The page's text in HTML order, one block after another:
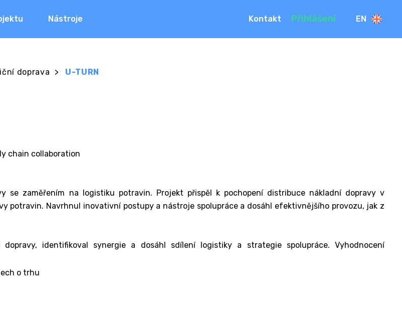
Nástroje Kontakt Přihlášení EN
doprava > U-TURN
chain collaboration
se zaměřením na logistiku potravin. Projekt přispěl k pochopení distribuce nákladní dopravy v
potravin. Navrhnul inovativní postupy a nástroje spolupráce a dosáhl efektivnějšího provozu, jak z
identifikoval synergie a dosáhl sdílení logistiky a strategie spolupráce. Vyhodnocení
o trhu